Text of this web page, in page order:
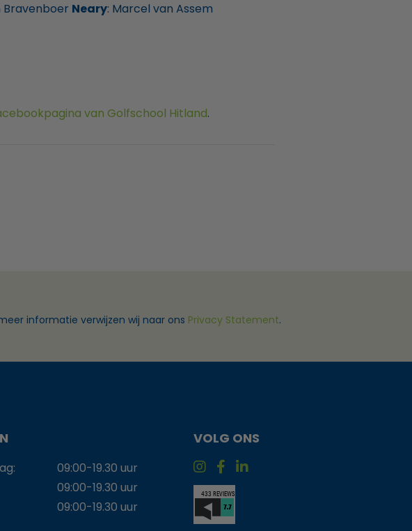
Bravenboer Neary: Marcel van Assem
van Golfschool Hitland.
informatie verwijzen wij naar ons Privacy Statement.
09:00-19.30 uur
09:00-19.30 uur
09:00-19.30 uur
VOLG ONS